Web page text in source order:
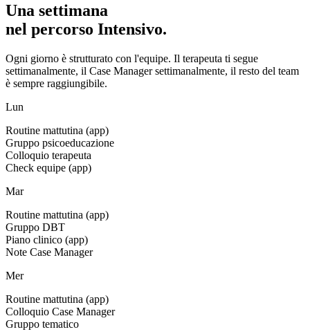
Una settimana
nel percorso Intensivo.
Ogni giorno è strutturato con l'equipe. Il terapeuta ti segue
settimanalmente, il Case Manager settimanalmente, il resto del team
è sempre raggiungibile.
Lun
Routine mattutina (app)
Gruppo psicoeducazione
Colloquio terapeuta
Check equipe (app)
Mar
Routine mattutina (app)
Gruppo DBT
Piano clinico (app)
Note Case Manager
Mer
Routine mattutina (app)
Colloquio Case Manager
Gruppo tematico